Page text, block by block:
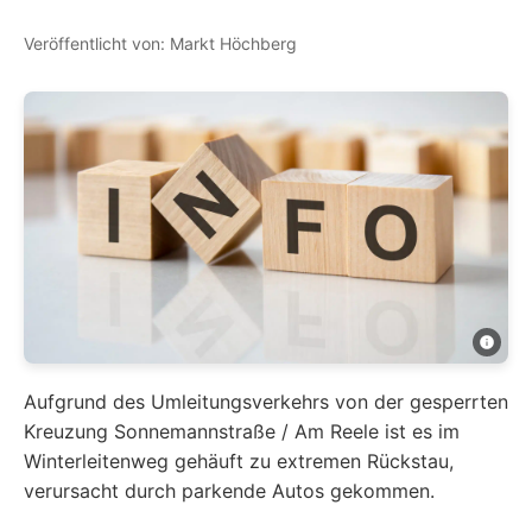
Veröffentlicht von: Markt Höchberg
Aufgrund des Umleitungsverkehrs von der gesperrten
Kreuzung Sonnemannstraße / Am Reele ist es im
Winterleitenweg gehäuft zu extremen Rückstau,
verursacht durch parkende Autos gekommen.